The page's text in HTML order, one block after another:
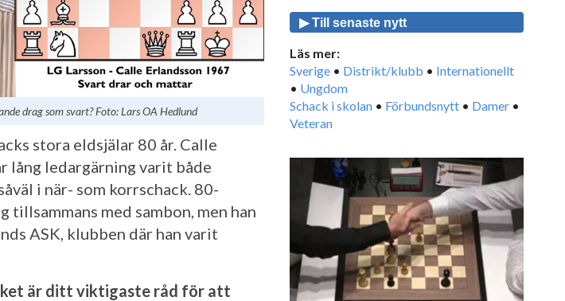
drag som svart? Foto: Lars OA Hedlund
stora eldsjälar 80 år. Calle
lång ledargärning varit både
i när- som korrschack. 80-
med sambon, men han
ASK, klubben där han varit
är ditt viktigaste råd för att
▶ Till senaste nytt
Läs mer:
Sverige • Distrikt/klubb • Internationellt
• Ungdom
Schack i skolan • Förbundsnytt • Damer •
Veteran